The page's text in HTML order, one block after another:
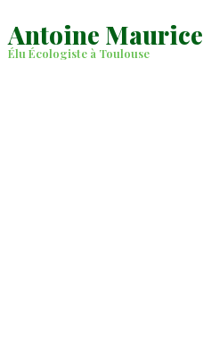
Antoine Maurice
Élu Écologiste à Toulouse